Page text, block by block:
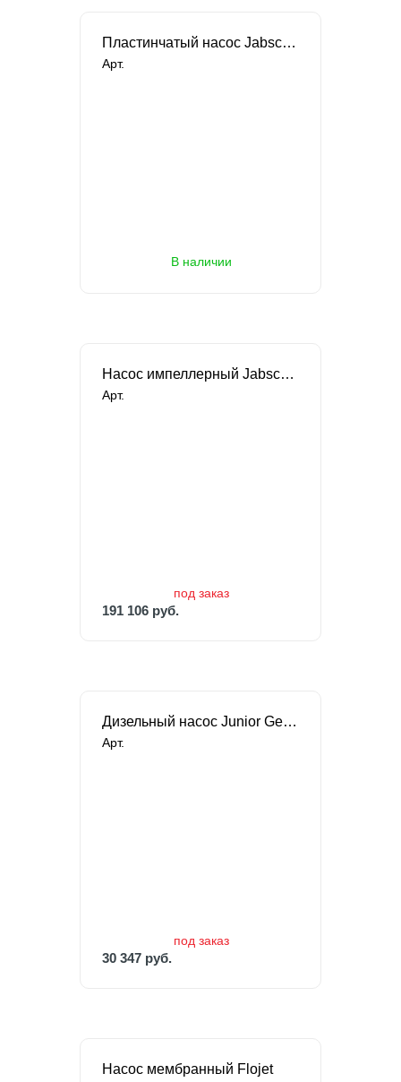
Пластинчатый насос Jabsco для гидравлического масла 12/24/220В
Арт.
В наличии
Насос импеллерный Jabsco на фланцах
Арт.
под заказ
191 106 руб.
Дизельный насос Junior Gear puppy Jabsco 24В
Арт.
под заказ
30 347 руб.
Насос мембранный Flojet